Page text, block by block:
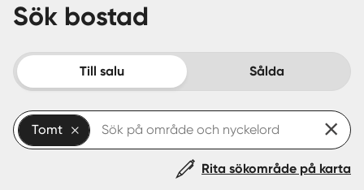
Sälja
Köpa
Start
Sök bostad
Till salu Sålda
Tomt
Rita sökområde på karta